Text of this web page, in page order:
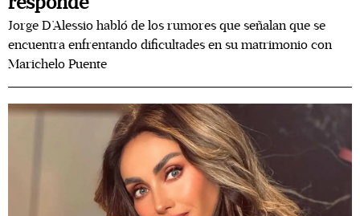
Jorge D’Alessio habló de los rumores que señalan que se
encuentra enfrentando dificultades en su matrimonio con
Marichelo Puente